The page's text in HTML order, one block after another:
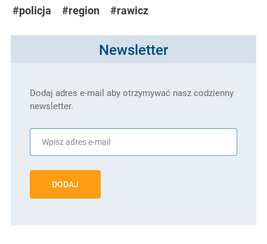
#policja #region #rawicz
Newsletter
Dodaj adres e-mail aby otrzymywać nasz codzienny
newsletter.
DODAJ